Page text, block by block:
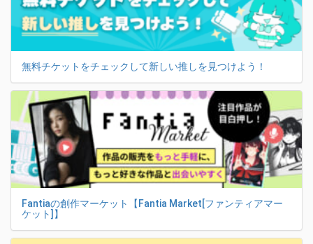
無料チケットをチェックして新しい推しを見つけよう！
Fantiaの創作マーケット【Fantia Market[ファンティアマー
ケット]】